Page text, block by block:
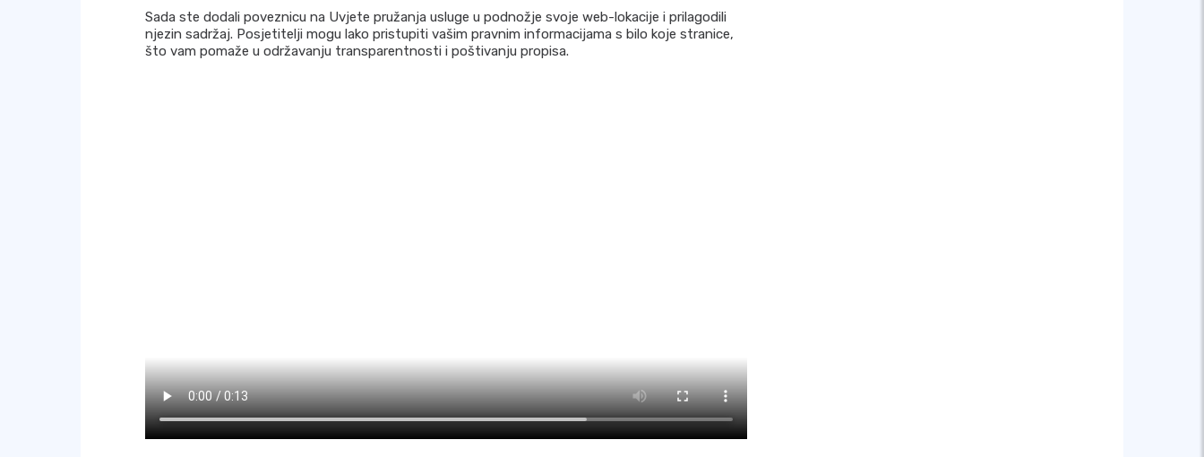
Sada ste dodali poveznicu na Uvjete pružanja usluge u podnožje svoje web-lokacije i prilagodili
njezin sadržaj. Posjetitelji mogu lako pristupiti vašim pravnim informacijama s bilo koje stranice,
što vam pomaže u održavanju transparentnosti i poštivanju propisa.